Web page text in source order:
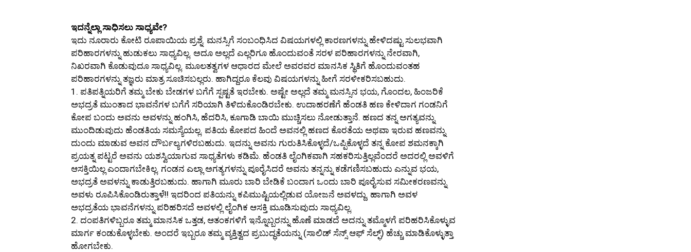
ಇದನ್ನೆಲ್ಲಾ ಸಾಧಿಸಲು ಸಾಧ್ಯವೇ?
ಇದು ನೂರಾರು ಕೋಟಿ ರೂಪಾಯಿಯ ಪ್ರಶ್ನೆ. ಮನಸ್ಸಿಗೆ ಸಂಬಂಧಿಸಿದ ವಿಷಯಗಳಲ್ಲಿ ಕಾರಣಗಳನ್ನು ಹೇಳಿದಷ್ಟು ಸುಲಭವಾಗಿ
ಪರಿಹಾರಗಳನ್ನು ಹುಡುಕಲು ಸಾಧ್ಯವಿಲ್ಲ. ಅದೂ ಅಲ್ಲದೆ ಎಲ್ಲರಿಗೂ ಹೊಂದುವಂತೆ ಸರಳ ಪರಿಹಾರಗಳನ್ನು ನೇರವಾಗಿ,
ನಿಖರವಾಗಿ ಕೊಡುವುದೂ ಸಾಧ್ಯವಿಲ್ಲ. ಮೂಲತತ್ವಗಳ ಆಧಾರದ ಮೇಲೆ ಅವರವರ ಮಾನಸಿಕ ಸ್ಥಿತಿಗೆ ಹೊಂದುವಂತಹ
ಪರಿಹಾರಗಳನ್ನು ತಜ್ಞರು ಮಾತ್ರ ಸೂಚಿಸಬಲ್ಲರು. ಹಾಗಿದ್ದರೂ ಕೆಲವು ವಿಷಯಗಳನ್ನು ಹೀಗೆ ಸರಳೀಕರಿಸಬಹುದು.
1. ಪತಿಪತ್ನಿಯರಿಗೆ ತಮ್ಮ ಬೇಕು ಬೇಡಗಳ ಬಗೆಗೆ ಸ್ಪಷ್ಟತೆ ಇರಬೇಕು. ಅಷ್ಟೇ ಅಲ್ಲದೆ ತಮ್ಮ ಮನಸ್ಸಿನ ಭಯ, ಗೊಂದಲ, ಹಿಂಜರಿಕೆ
ಅಭದ್ರತೆ ಮುಂತಾದ ಭಾವನೆಗಳ ಬಗೆಗೆ ಸರಿಯಾಗಿ ತಿಳಿದುಕೊಂಡಿರಬೇಕು. ಉದಾಹರಣೆಗೆ ಹೆಂಡತಿ ಹಣ ಕೇಳಿದಾಗ ಗಂಡನಿಗೆ
ಕೋಪ ಬಂದು ಅವನು ಅವಳನ್ನು ಹಂಗಿಸಿ, ಹೆದರಿಸಿ, ಕೂಗಾಡಿ ಬಾಯಿ ಮುಚ್ಚಿಸಲು ನೋಡುತ್ತಾನೆ. ಹಣದ ತನ್ನ ಅಗತ್ಯವನ್ನು
ಮುಂದಿಡುವುದು ಹೆಂಡತಿಯ ಸಮಸ್ಯೆಯಲ್ಲ. ಪತಿಯ ಕೋಪದ ಹಿಂದೆ ಅವನಲ್ಲಿ ಹಣದ ಕೊರತೆಯ ಅಥವಾ ಇರುವ ಹಣವನ್ನು
ದುಂದು ಮಾಡುವ ಅವನ ದೌರ್ಬಲ್ಯಗಳಿರಬಹುದು. ಇದನ್ನು ಅವನು ಗುರುತಿಸಿಕೊಳ್ಳದೆ/ಒಪ್ಪಿಕೊಳ್ಳದೆ ತನ್ನ ಕೋಪ ಶಮನಕ್ಕಾಗಿ
ಪ್ರಯತ್ನ ಪಟ್ಟರೆ ಅವನು ಯಶಸ್ವಿಯಾಗುವ ಸಾಧ್ಯತೆಗಳು ಕಡಿಮೆ. ಹೆಂಡತಿ ಲೈಂಗಿಕವಾಗಿ ಸಹಕರಿಸುತ್ತಿಲ್ಲವೆಂದರೆ ಅದರಲ್ಲಿ ಅವಳಿಗೆ
ಆಸಕ್ತಿಯಿಲ್ಲ ಎಂದಾಗಬೇಕಿಲ್ಲ. ಗಂಡನ ಎಲ್ಲಾ ಅಗತ್ಯಗಳನ್ನು ಪೂರೈಸಿದರೆ ಅವನು ತನ್ನನ್ನು ಕಡೆಗಣಿಸಬಹುದು ಎನ್ನುವ ಭಯ,
ಅಭದ್ರತೆ ಅವಳನ್ನು ಕಾಡುತ್ತಿರಬಹುದು. ಹಾಗಾಗಿ ಮೂರು ಬಾರಿ ಬೇಡಿಕೆ ಬಂದಾಗ ಒಂದು ಬಾರಿ ಪೂರೈಸುವ ಸಮೀಕರಣವನ್ನು
ಅವಳು ರೂಪಿಸಿಕೊಂಡಿರುತ್ತಾಳೆ!! ಇದರಿಂದ ಪತಿಯನ್ನು ಕಪಿಮುಷ್ಟಿಯಲ್ಲಿಡುವ ಯೋಜನೆ ಅವಳದ್ದು. ಹಾಗಾಗಿ ಅವಳ
ಅಭದ್ರತೆಯ ಭಾವನೆಗಳನ್ನು ಪರಿಹರಿಸದೆ ಅವಳಲ್ಲಿ ಲೈಂಗಿಕ ಆಸಕ್ತಿ ಮೂಡಿಸುವುದು ಸಾಧ್ಯವಿಲ್ಲ.
2. ದಂಪತಿಗಳಿಬ್ಬರೂ ತಮ್ಮ ಮಾನಸಿಕ ಒತ್ತಡ, ಆತಂಕಗಳಿಗೆ ಇನ್ನೊಬ್ಬರನ್ನು ಹೊಣೆ ಮಾಡದೆ ಅದನ್ನು ತಮ್ಮೊಳಗೆ ಪರಿಹರಿಸಿಕೊಳ್ಳುವ
ಮಾರ್ಗ ಕಂಡುಕೊಳ್ಳಬೇಕು. ಅಂದರೆ ಇಬ್ಬರೂ ತಮ್ಮ ವ್ಯಕ್ತಿತ್ವದ ಪ್ರಬುದ್ಧತೆಯನ್ನು (ಸಾಲಿಡ್ ಸೆನ್ಸ್ ಆಫ್ ಸೆಲ್ಫ್) ಹೆಚ್ಚು ಮಾಡಿಕೊಳ್ಳುತ್ತಾ
ಹೋಗಬೇಕು.